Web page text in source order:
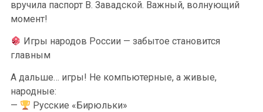
вручила паспорт В. Завадской. Важный, волнующий
момент!
Игры народов России — забытое становится
главным
А дальше… игры! Не компьютерные, а живые,
народные:
—
Русские «Бирюльки»